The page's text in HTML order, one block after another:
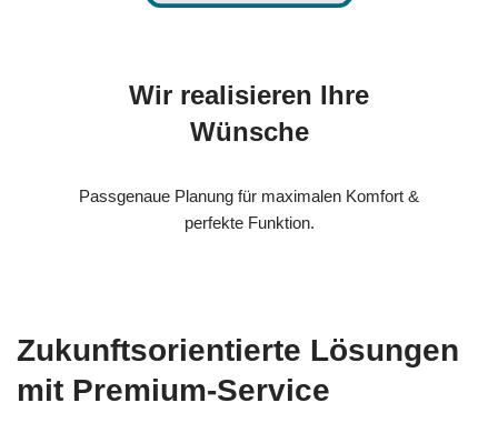
Wir realisieren Ihre
Wünsche
Passgenaue Planung für maximalen Komfort &
perfekte Funktion.
Zukunftsorientierte Lösungen
mit Premium-Service